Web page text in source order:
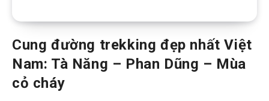
Cung đường trekking đẹp nhất Việt
Nam: Tà Năng – Phan Dũng – Mùa
cỏ cháy